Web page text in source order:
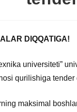
DIQQATIGA!
universiteti”
qurilishiga
maksimal